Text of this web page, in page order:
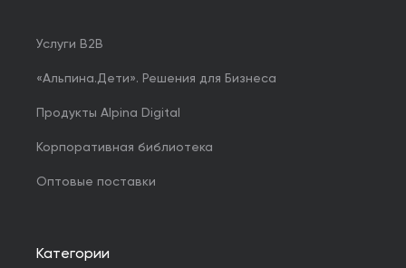
Услуги B2B
«Альпина.Дети». Решения для Бизнеса
Продукты Alpina Digital
Корпоративная библиотека
Оптовые поставки
Категории